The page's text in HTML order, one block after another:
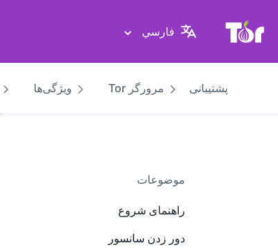
پایگاه وب پروژهٔ تور
فارسي
پشتیبانی مرورگر Tor ویژگی‌ها
موضوعات
راهنمای شروع
دور زدن سانسور